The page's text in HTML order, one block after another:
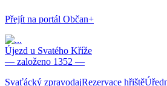
Přejít na portál Občan+
Újezd u Svatého Kříže
— založeno 1352 —
Svaťácký zpravodajRezervace hřiště